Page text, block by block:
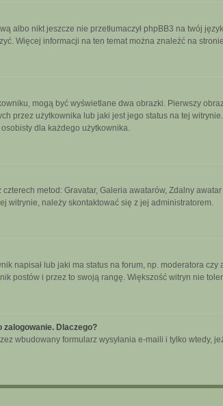
albo nikt jeszcze nie przetłumaczył phpBB3 na twój
Więcej informacji na ten temat można znaleźć na
mogą być wyświetlane dwa obrazki. Pierwszy
przez użytkownika lub jaki jest jego status na tej
dla każdego użytkownika.
metod: Gravatar, Galeria awatarów, Zdalny
witrynie, należy skontaktować się z jej administratorem.
napisał lub jaki ma status na forum, np. moderatora
postów i przez to swoją rangę. Większość witryn nie
Dlaczego?
wbudowany formularz wysyłania e-maili i tylko wtedy,